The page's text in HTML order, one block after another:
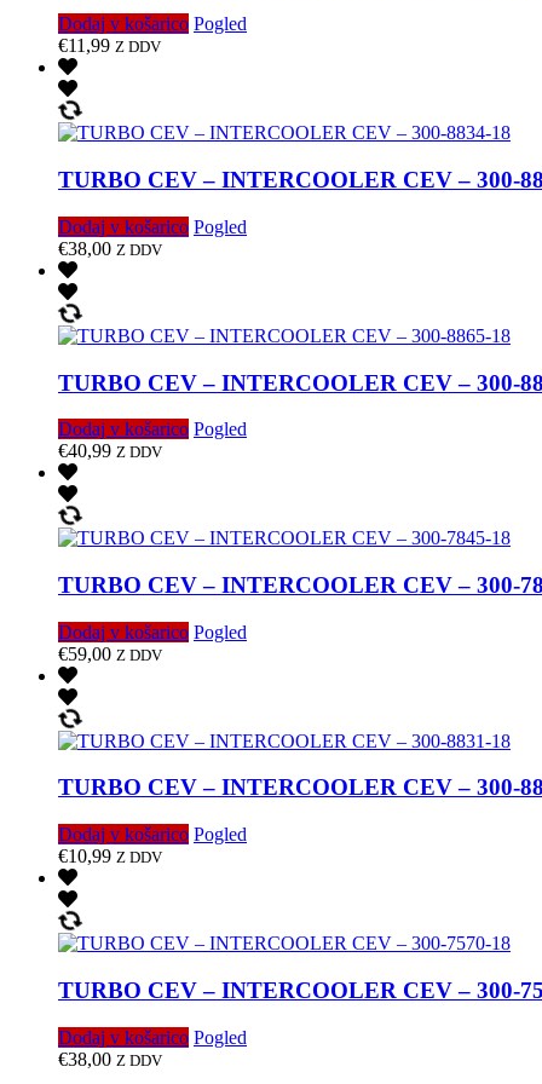
Dodaj v košarico Pogled
€11,99 Z DDV
TURBO CEV – INTERCOOLER CEV – 300-
Dodaj v košarico Pogled
€38,00 Z DDV
TURBO CEV – INTERCOOLER CEV – 300-
Dodaj v košarico Pogled
€40,99 Z DDV
TURBO CEV – INTERCOOLER CEV – 300-
Dodaj v košarico Pogled
€59,00 Z DDV
TURBO CEV – INTERCOOLER CEV – 300-
Dodaj v košarico Pogled
€10,99 Z DDV
TURBO CEV – INTERCOOLER CEV – 300-
Dodaj v košarico Pogled
€38,00 Z DDV